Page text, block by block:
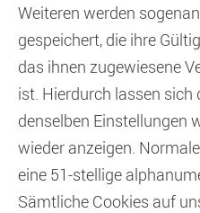
Weiteren werden
gespeichert, die ihre
das ihnen zugewiesene
ist. Hierdurch lassen
denselben Einstellungen
wieder anzeigen.
eine 51-stellige
Sämtliche Cookies auf